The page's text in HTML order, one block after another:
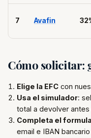
7 Avafin
Cómo solicitar:
Elige la EFC con
Usa el simulador:
total a devolver
Completa el
email e IBAN